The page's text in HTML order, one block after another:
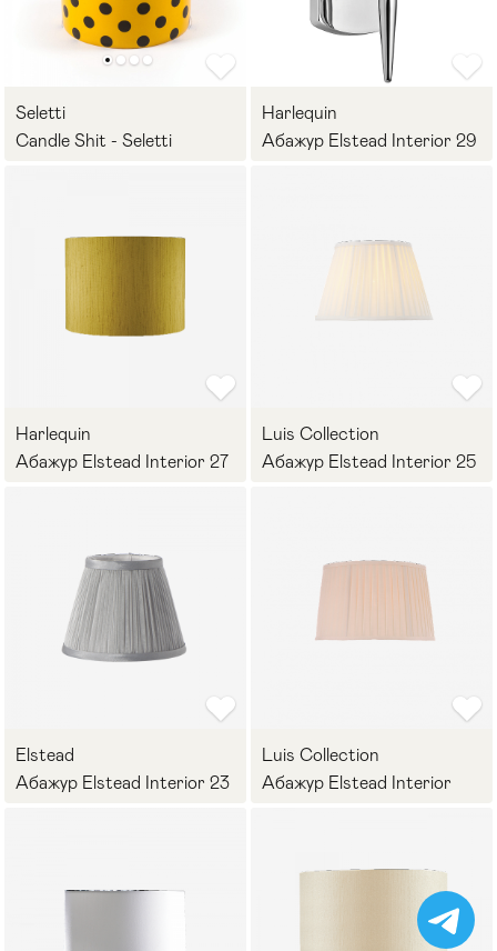
Seletti
Candle Shit - Seletti
Harlequin
Абажур Elstead Interior 29
Harlequin
Абажур Elstead Interior 27
Luis Collection
Абажур Elstead Interior 25
Elstead
Абажур Elstead Interior 23
Luis Collection
Абажур Elstead Interior